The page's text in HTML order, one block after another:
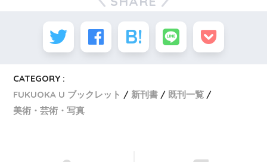
CATEGORY :
FUKUOKA U ブックレット
新刊書
既刊一覧
美術・芸術・写真